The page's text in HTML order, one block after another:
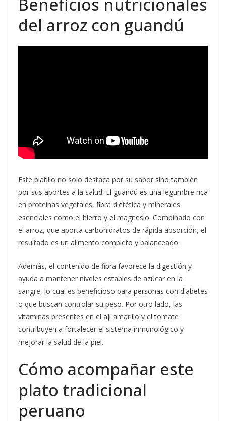
Beneficios nutricionales
del arroz con guandú
Este platillo no solo destaca por su sabor sino también
por sus aportes a la salud. El guandú es una legumbre rica
en proteínas vegetales, fibra dietética y minerales
esenciales como el hierro y el magnesio. Combinado con
el arroz, que aporta carbohidratos de rápida absorción, el
resultado es un alimento completo y balanceado.
Además, el contenido de fibra favorece la digestión y
ayuda a mantener niveles estables de azúcar en la
sangre, lo cual es beneficioso para personas con diabetes
o que buscan controlar su peso. Por otro lado, las
vitaminas presentes en el ají amarillo y el tomate
contribuyen a fortalecer el sistema inmunológico y
mejorar la salud de la piel.
Cómo acompañar este
plato tradicional
peruano